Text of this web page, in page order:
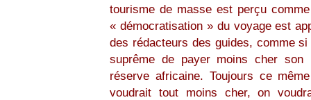
tourisme de masse est perçu
« démocratisation » du voyage est
des rédacteurs des guides, comme si
suprême de payer moins cher son
réserve africaine. Toujours ce
voudrait tout moins cher, on